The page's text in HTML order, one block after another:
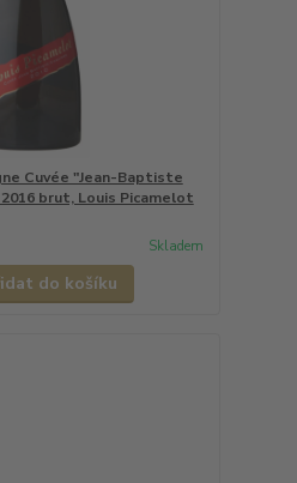
Cuvée "Jean-Baptiste
brut, Louis Picamelot
Skladem
do košíku